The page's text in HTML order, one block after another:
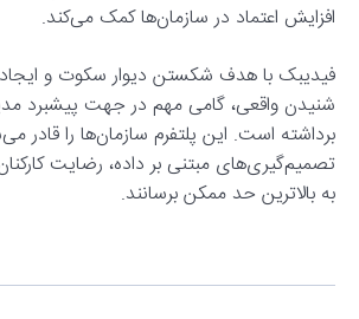
افزایش اعتماد در سازمان‌ها کمک می‌کند.
فیدیبک با هدف شکستن دیوار سکوت و
شنیدن واقعی، گامی مهم در جهت پیشبرد
برداشته است. این پلتفرم سازمان‌ها را قادر
تصمیم‌گیری‌های مبتنی بر داده، رضایت
به بالاترین حد ممکن برسانند.